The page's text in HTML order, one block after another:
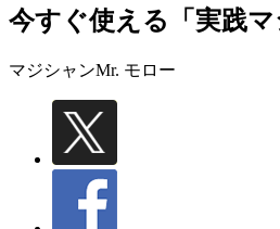
今すぐ使える「実践マ
マジシャンMr. モロー